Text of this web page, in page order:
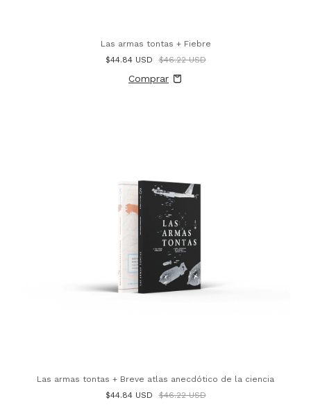
Las armas tontas + Fiebre
$44.84 USD
$46.22 USD
Las armas tontas + Breve atlas anecdótico de la ciencia
$44.84 USD
$46.22 USD